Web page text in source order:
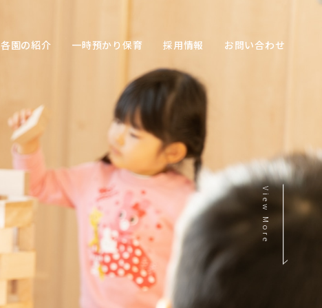
各園の紹介 一時預かり保育 採用情報 お問い合わせ
View More